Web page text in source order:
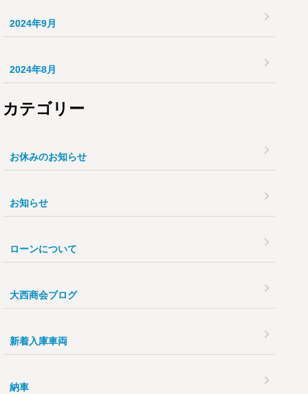
2024年9月
2024年8月
カテゴリー
お休みのお知らせ
お知らせ
ローンについて
大西商会ブログ
新着入庫車両
納車